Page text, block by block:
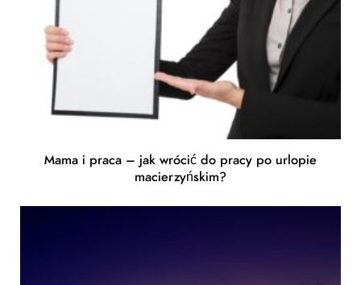
Mama i praca – jak wrócić do pracy po urlopie
macierzyńskim?